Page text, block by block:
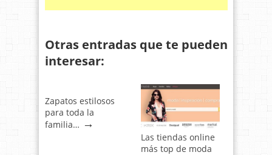
Otras entradas que te pueden
interesar:
Zapatos estilosos
para toda la
familia… →
Las tiendas online
más top de moda